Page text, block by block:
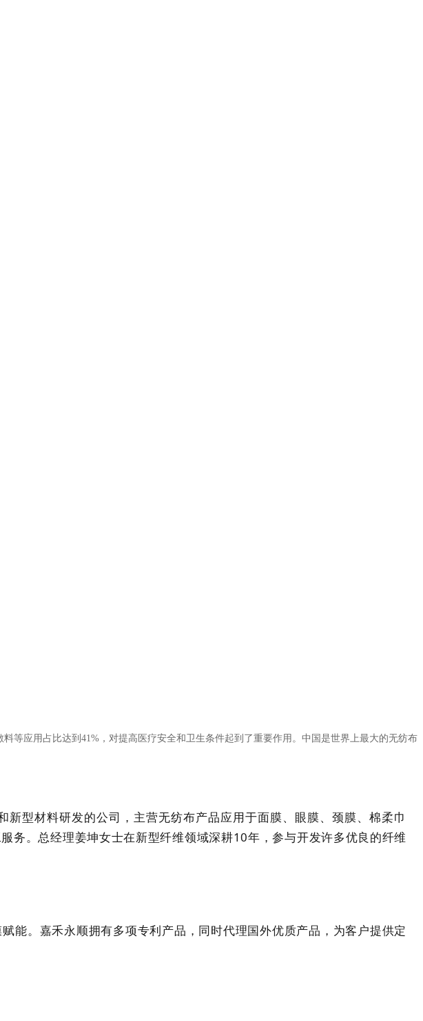
等应用占比达到41%，对提高医疗安全和卫生条件起到了重要作用。中国是世界上最大的无纺布
型材料研发的公司，主营无纺布产品应用于面膜、眼膜、颈膜、棉柔巾
务。总经理姜坤女士在新型纤维领域深耕10年 ，参与开发许多优良的纤维
能。嘉禾永顺拥有多项专利产品，同时代理国外优质产品，为客户提供定